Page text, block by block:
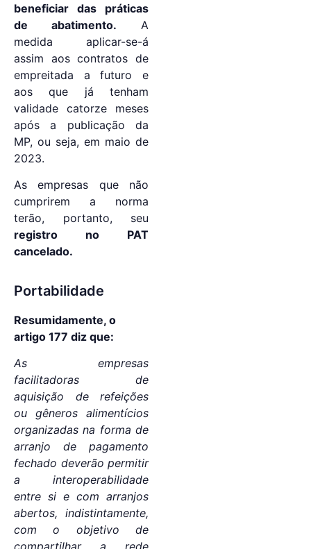
beneficiar das práticas
de abatimento. A
medida aplicar-se-á
assim aos contratos de
empreitada a futuro e
aos que já tenham
validade catorze meses
após a publicação da
MP, ou seja, em maio de
2023.
As empresas que não
cumprirem a norma
terão, portanto, seu
registro no PAT
cancelado.
Portabilidade
Resumidamente, o
artigo 177 diz que:
As empresas
facilitadoras de
aquisição de refeições
ou gêneros alimentícios
organizadas na forma de
arranjo de pagamento
fechado deverão permitir
a interoperabilidade
entre si e com arranjos
abertos, indistintamente,
com o objetivo de